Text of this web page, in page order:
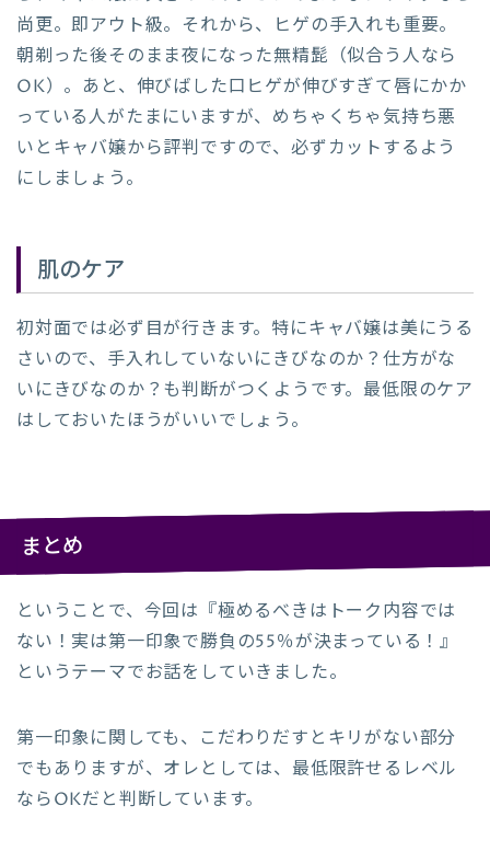
尚更。即アウト級。それから、ヒゲの手入れも重要。
朝剃った後そのまま夜になった無精髭（似合う人なら
OK）。あと、伸びばした口ヒゲが伸びすぎて唇にかか
っている人がたまにいますが、めちゃくちゃ気持ち悪
いとキャバ嬢から評判ですので、必ずカットするよう
にしましょう。
肌のケア
初対面では必ず目が行きます。特にキャバ嬢は美にうる
さいので、手入れしていないにきびなのか？仕方がな
いにきびなのか？も判断がつくようです。最低限のケア
はしておいたほうがいいでしょう。
まとめ
ということで、今回は『極めるべきはトーク内容では
ない！実は第一印象で勝負の55％が決まっている！』
というテーマでお話をしていきました。
第一印象に関しても、こだわりだすとキリがない部分
でもありますが、オレとしては、最低限許せるレベル
ならOKだと判断しています。